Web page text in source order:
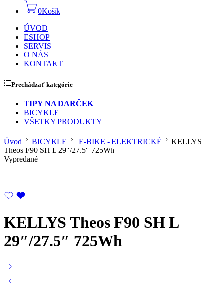
0Košík
ÚVOD
ESHOP
SERVIS
O NÁS
KONTAKT
Prechádzať kategórie
TIPY NA DARČEK
BICYKLE
VŠETKY PRODUKTY
Úvod BICYKLE E-BIKE - ELEKTRICKÉ
KELLYS
Theos F90 SH L 29″/27.5″ 725Wh
Vypredané
KELLYS Theos F90 SH L
29″/27.5″ 725Wh